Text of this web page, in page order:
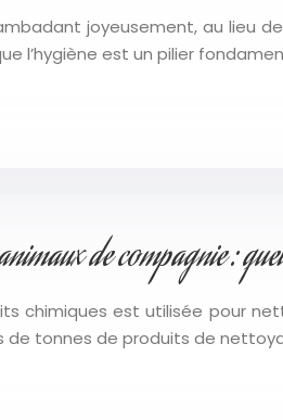
joyeusement, au lieu
l’hygiène est un pilier
de compagnie :
chimiques est utilisée pour
de tonnes de produits de